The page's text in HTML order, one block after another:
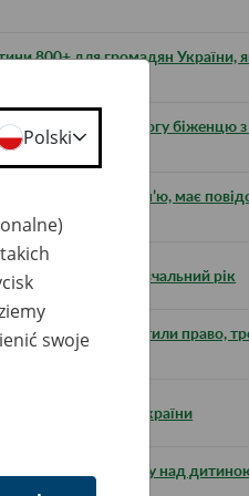
800+ для громадян України,
припинити допомогу біженцю з
допомоги на сім’ю, має
які починають навчальний рік
не маєте або втратили право,
опікуна дитини з України
які здійснюють опіку над
Polski
swoje